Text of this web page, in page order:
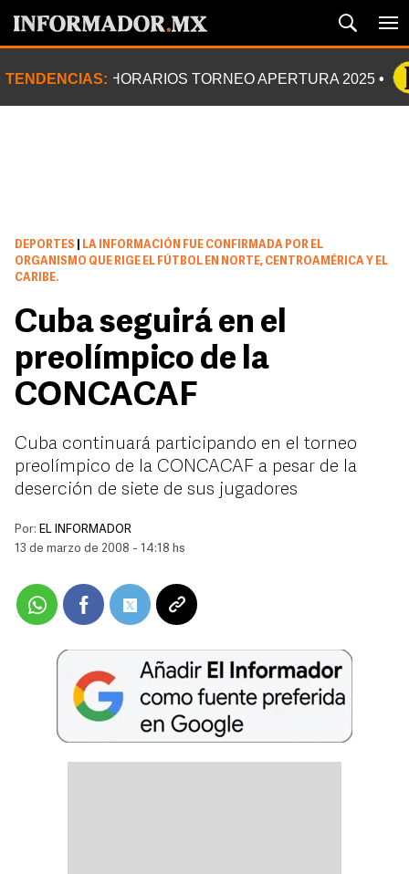
TENDENCIAS: HORARIOS TORNEO APERTURA 2025
DEPORTES
LA INFORMACIÓN FUE CONFIRMADA POR EL
ORGANISMO QUE RIGE EL FÚTBOL EN NORTE, CENTROAMÉRICA Y EL
CARIBE.
Cuba seguirá en el
preolímpico de la
CONCACAF
Cuba continuará participando en el torneo
preolímpico de la CONCACAF a pesar de la
deserción de siete de sus jugadores
Por: EL INFORMADOR
13 de marzo de 2008 - 14:18 hs